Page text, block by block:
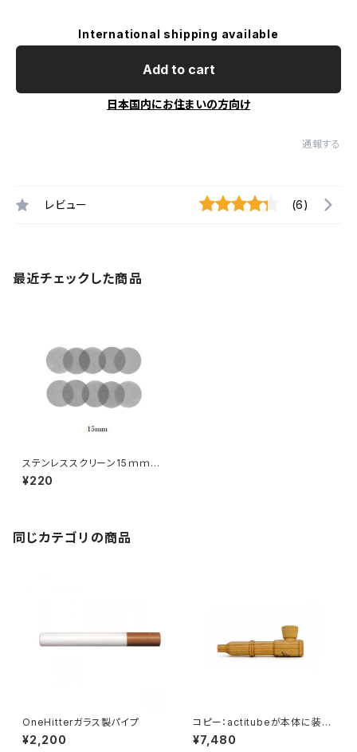
International shipping available
Add to cart
日本国内にお住まいの方向け
通報する
レビュー (6)
最近チェックした商品
ステンレススクリーン15ｍｍ
ⅹ 10枚入り
¥220
同じカテゴリの商品
OneHitterガラス製パイプ
¥2,200
コピー：actitubeが本体に装着
できる！！ハンドメイドWoodpip
e Calumet PIPE/カルメットパ
¥7,480